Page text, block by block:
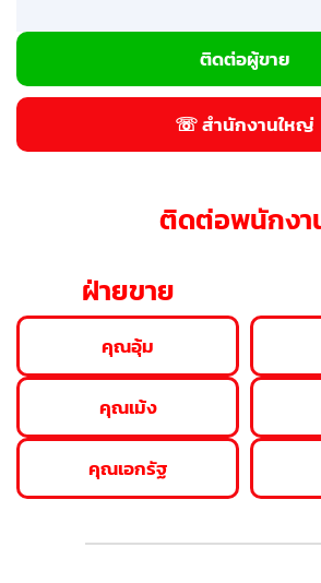
ติดต่อผู้ขาย
☏ สำนักงานใหญ่
ติดต่อพนักงา
ฝ่ายขาย
คุณอุ้ม
คุณเม้ง
คุณเอกรัฐ